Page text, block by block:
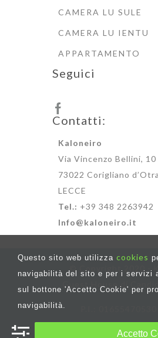
CAMERA LU SULE
CAMERA LU IENTU
APPARTAMENTO
Seguici
Contatti:
Kaloneiro
Via Vincenzo Bellini, 10
73022 Corigliano
LECCE
Tel.: +39 348 2263942
Info@kaloneiro.it
© Copyright 2020 -
Guest House di
Questo sito web utilizza cookies
navigabilità del sito e per i servizi
sul bottone 'Accetto Cookie' per
navigabilità.
Accetto